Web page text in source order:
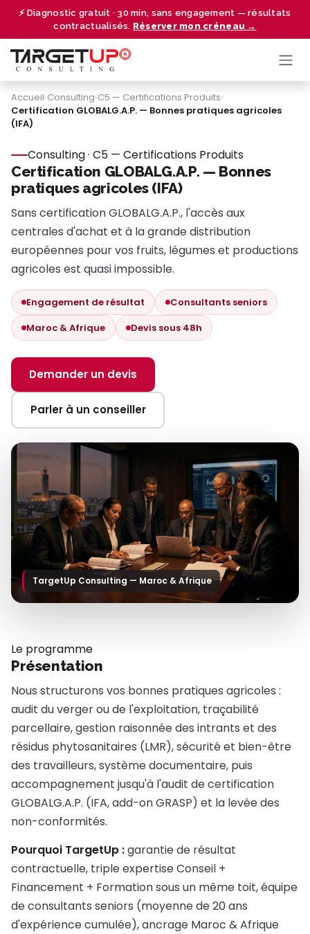
⚡ Diagnostic gratuit · 30 min, sans engagement — résultats
contractualisés. Réserver mon créneau →
Se rendre au contenu
Accueil›Consulting›C5 — Certifications Produits›
Certification GLOBALG.A.P. — Bonnes pratiques agricoles
(IFA)
Consulting · C5 — Certifications Produits
Certification GLOBALG.A.P. — Bonnes
pratiques agricoles (IFA)
Sans certification GLOBALG.A.P., l'accès aux
centrales d'achat et à la grande distribution
européennes pour vos fruits, légumes et productions
agricoles est quasi impossible.
Engagement de résultat
Consultants seniors
Maroc & Afrique
Devis sous 48h
Demander un devis
Parler à un conseiller
TargetUp Consulting — Maroc & Afrique
Le programme
Présentation
Nous structurons vos bonnes pratiques agricoles :
audit du verger ou de l'exploitation, traçabilité
parcellaire, gestion raisonnée des intrants et des
résidus phytosanitaires (LMR), sécurité et bien-être
des travailleurs, système documentaire, puis
accompagnement jusqu'à l'audit de certification
GLOBALG.A.P. (IFA, add-on GRASP) et la levée des
non-conformités.
Pourquoi TargetUp :garantie de résultat
contractuelle, triple expertise Conseil +
Financement + Formation sous un même toit, équipe
de consultants seniors (moyenne de 20 ans
d'expérience cumulée), ancrage Maroc & Afrique